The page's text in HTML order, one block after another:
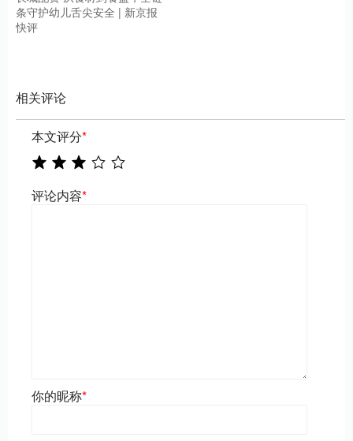
条守护幼儿舌尖安全 | 新京报
快评
相关评论
本文评分*
评论内容*
你的昵称*